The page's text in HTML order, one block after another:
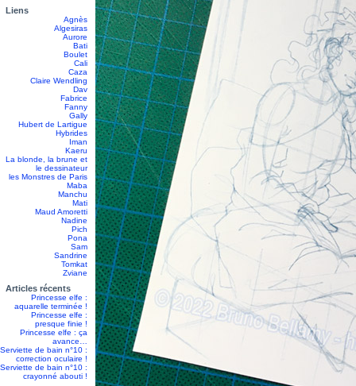
Liens
Agnès
Algesiras
Aurore
Bati
Boulet
Cali
Caza
Claire Wendling
Dav
Fabrice
Fanny
Gally
Hubert de Lartigue
Hybrides
Iman
Kaeru
La blonde, la brune et
le dessinateur
les Monstres de Paris
Maba
Manchu
Mati
Maud Amoretti
Nadine
Pich
Pona
Sam
Sandrine
Tomkat
Zviane
Articles récents
Princesse elfe :
aquarelle terminée !
Princesse elfe :
presque finie !
Princesse elfe : ça
avance…
Serviette de bain n°10 :
correction oculaire !
Serviette de bain n°10 :
crayonné abouti !